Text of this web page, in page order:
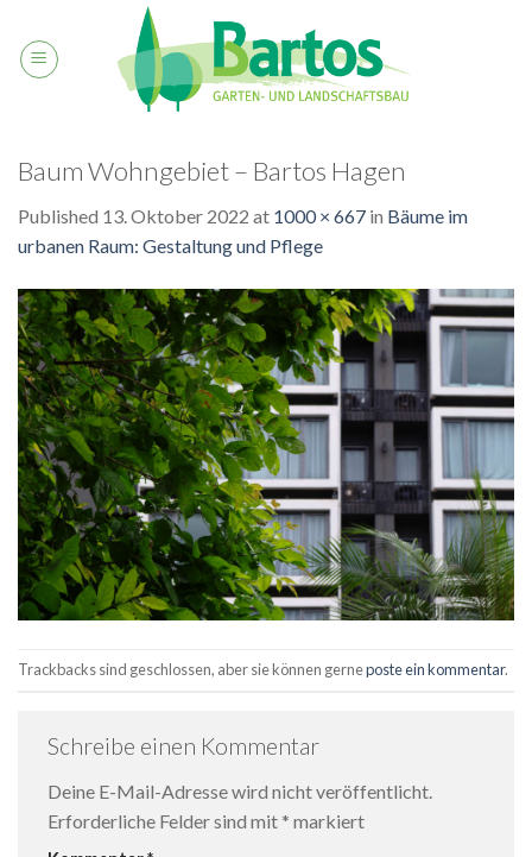
content
Baum Wohngebiet – Bartos Hagen
Published 13. Oktober 2022 at 1000 × 667 in Bäume im
urbanen Raum: Gestaltung und Pflege
Trackbacks sind geschlossen, aber sie können gerneposte ein kommentar.
Schreibe einen Kommentar
Deine E-Mail-Adresse wird nicht veröffentlicht.
Erforderliche Felder sind mit * markiert